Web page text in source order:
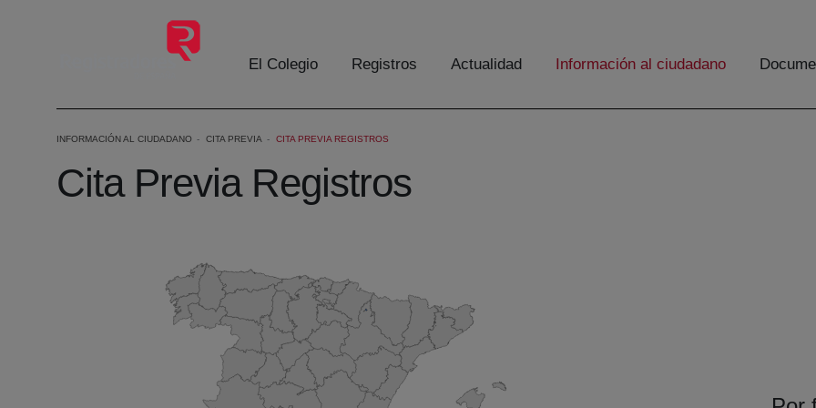
El Colegio Registros Actualidad Información al ciudadano
INFORMACIÓN AL CIUDADANO CITA PREVIA CITA PREVIA REGISTROS
Cita Previa Registros